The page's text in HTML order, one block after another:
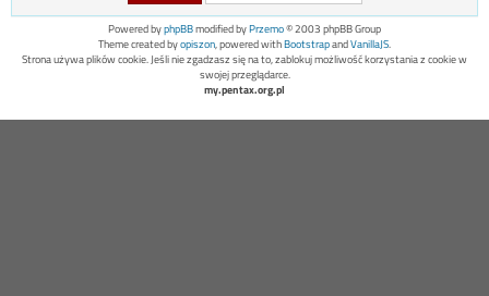
Powered byphpBBmodified byPrzemo© 2003 phpBB Group
Theme created byopiszon, powered withBootstrapandVanillaJS.
Strona używa plików cookie. Jeśli nie zgadzasz się na to, zablokuj możliwość korzystania z cookie w
swojej przeglądarce.
my.pentax.org.pl